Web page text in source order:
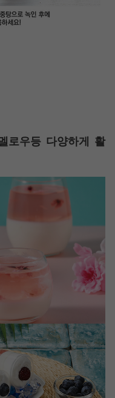
로우등 다양하게 활